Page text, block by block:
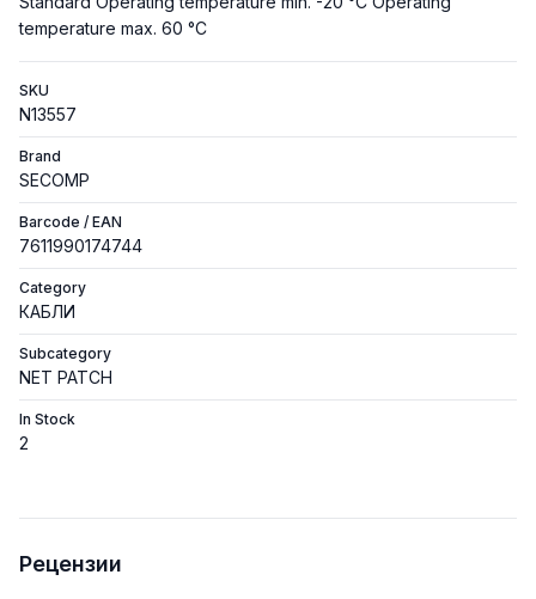
temperature max. 60 °C
SKU
N13557
Brand
SECOMP
Barcode / EAN
7611990174744
Category
КАБЛИ
Subcategory
NET PATCH
In Stock
2
Рецензии